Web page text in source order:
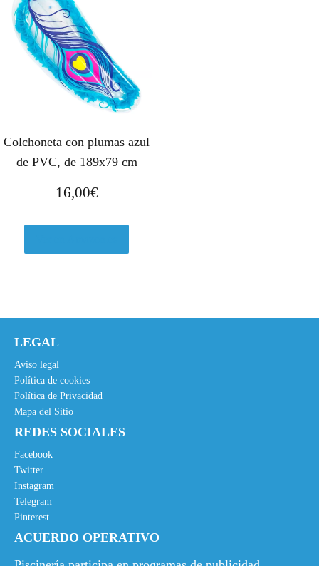
Colchoneta con plumas azul
de PVC, de 189x79 cm
16,00€
LEGAL
Aviso legal
Política de cookies
Política de Privacidad
Mapa del Sitio
REDES SOCIALES
Facebook
Twitter
Instagram
Telegram
Pinterest
ACUERDO OPERATIVO